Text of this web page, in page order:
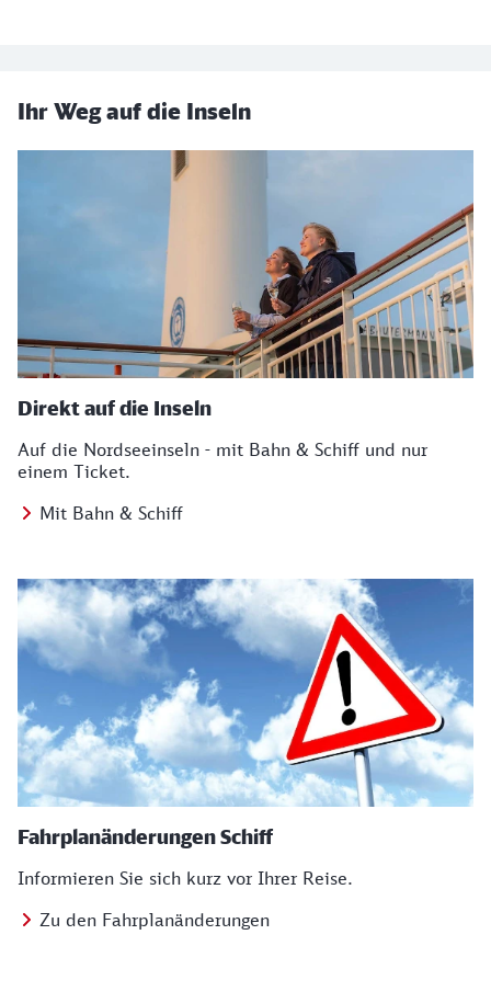
Ihr Weg auf die Inseln
Direkt auf die Inseln
Auf die Nordseeinseln - mit Bahn & Schiff und nur
einem Ticket.
Mit Bahn & Schiff
Fahrplanänderungen Schiff
Informieren Sie sich kurz vor Ihrer Reise.
Zu den Fahrplanänderungen